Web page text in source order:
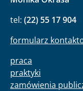
tel: (22) 55 17 904
formularz
praca
praktyki
zamówienia